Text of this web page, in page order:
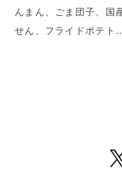
んまん、ごま団子、国
せん、フライドポテト